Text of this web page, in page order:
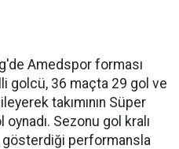
Amedspor forması
golcü, 36 maçta 29 gol ve
takımının Süper
Sezonu gol kralı
gösterdiği performansla